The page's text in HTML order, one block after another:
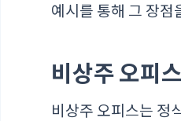
예시를 통해 그 장
비상주 오피
비상주 오피스는 정